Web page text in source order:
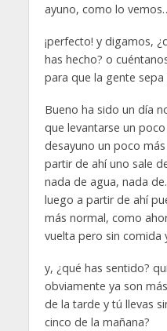
ayuno, como lo
¡perfecto! y digamos,
has hecho? o
para que la gente sepa
Bueno ha sido un día
que levantarse un
desayuno un poco
partir de ahí uno sale
nada de agua, nada
luego a partir de ahí
más normal, como
vuelta pero sin comida
y, ¿qué has sentido?
obviamente ya son
de la tarde y tú llevas
cinco de la mañana?